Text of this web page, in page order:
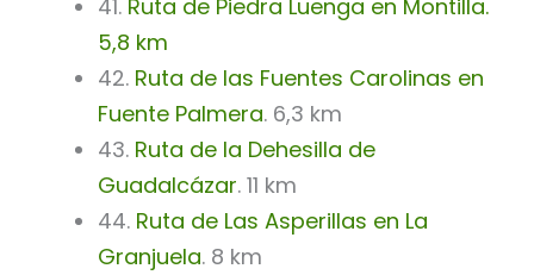
41. Ruta de Piedra Luenga en Montilla.
5,8 km
42. Ruta de las Fuentes Carolinas en
Fuente Palmera. 6,3 km
43.Ruta de la Dehesilla de
Guadalcázar. 11 km
44. Ruta de Las Asperillas en La
Granjuela. 8 km